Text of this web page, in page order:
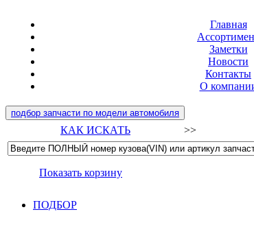
Главная
Заметки
Новости
Контакты
О
подбор запчасти по модели автомобиля
КАК ИСКАТЬ >>
Показать корзину
ПОДБОР